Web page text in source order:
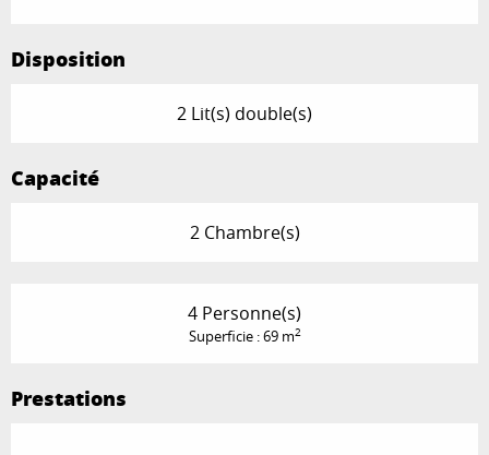
Disposition
2 Lit(s) double(s)
Capacité
2 Chambre(s)
4 Personne(s)
Superficie : 69 m2
Prestations